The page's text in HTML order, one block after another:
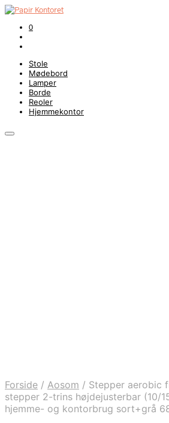
0
Stole
Mødebord
Lamper
Borde
Reoler
Hjemmekontor
Forside / Aosom / Stepper aerobic
stepper 2-trins højdejusterbar (10/
hjemme- og kontorbrug sort+grå